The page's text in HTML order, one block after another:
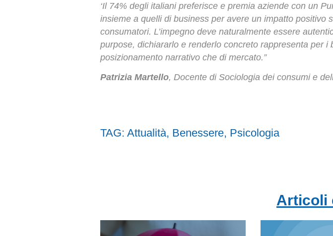
‘Il 74% degli italiani preferisce e premia aziende con un
insieme a quelli di business per avere un impatto positivo
consumatori. L’impegno deve naturalmente essere
purpose, dichiararlo e renderlo concreto rappresenta per
posizionamento narrativo che di mercato.”
Patrizia Martello, Docente di Sociologia dei consumi e
TAG: Attualità, Benessere, Psicologia
Articoli